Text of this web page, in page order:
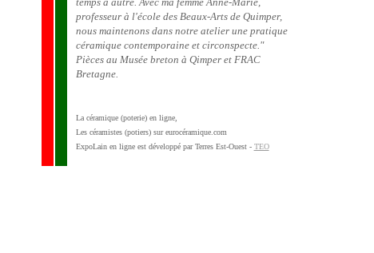
professeur à l'école des Beaux-Arts de Quimper,
nous maintenons dans notre atelier une pratique
céramique contemporaine et circonspecte."
Pièces au Musée breton à Qimper et FRAC
Bretagne.
La céramique (poterie) en ligne,
Les céramistes (potiers) sur eurocéramique.com
ExpoLain en ligne est développé par Terres Est-Ouest - TEO